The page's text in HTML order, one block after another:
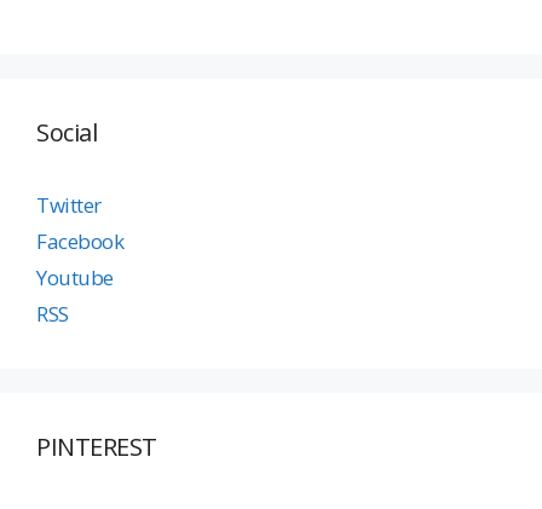
Social
Twitter
Facebook
Youtube
RSS
PINTEREST